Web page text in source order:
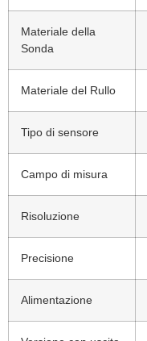
Materiale della
Sonda
Materiale del Rullo
Tipo di sensore
Campo di misura
Risoluzione
Precisione
Alimentazione